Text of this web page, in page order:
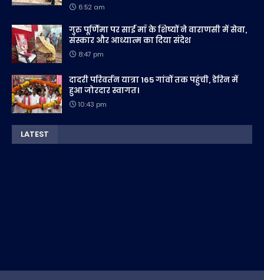
6:52 am
गुरु पूर्णिमा पर साईं माँ के शिष्यों ने वाराणसी में सेवा,
संस्कार और आध्यात्म का दिया संदेश
8:47 pm
दादरी परिवर्तन यात्रा 165 गांवों तक पहुंची, डेरिन में
हुआ जोरदार स्वागत।
10:43 pm
LATEST